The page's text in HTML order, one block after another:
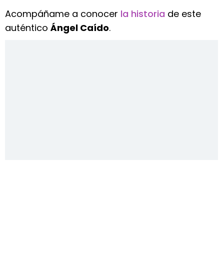
Acompáñame a conocer la historia de este
auténtico Ángel Caído.